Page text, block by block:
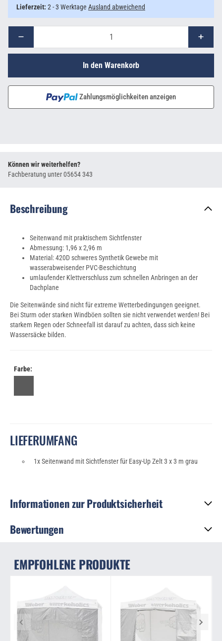
Lieferzeit: 2 - 3 Werktage Ausland abweichend
In den Warenkorb
Zahlungsmöglichkeiten anzeigen
Können wir weiterhelfen?
Fachberatung unter05654 343
Beschreibung
Seitenwand mit praktischem Sichtfenster
Abmessung: 1,96 x 2,96 m
Material: 420D schweres Synthetik Gewebe mit
wasserabweisender PVC-Beschichtung
umlaufender Klettverschluss zum schnellen Anbringen an der
Dachplane
Die Seitenwände sind nicht für extreme Wetterbedingungen geeignet.
Bei Sturm oder starken Windböen sollten sie nicht verwendet werden! Bei
starkem Regen oder Schneefall ist darauf zu achten, dass sich keine
Wassersäcke bilden.
Farbe:
LIEFERUMFANG
1x Seitenwand mit Sichtfenster für Easy-Up Zelt 3 x 3 m grau
Informationen zur Produktsicherheit
Bewertungen
EMPFOHLENE PRODUKTE